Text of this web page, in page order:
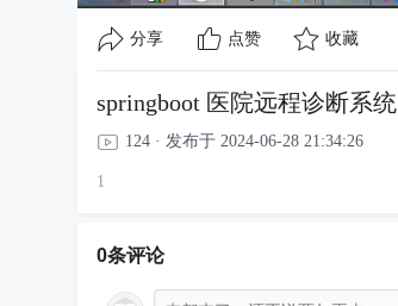
分享 点赞 收藏
springboot 医院远程诊断系统
124 · 发布于 2024-06-28 21:34:26
1
0条评论